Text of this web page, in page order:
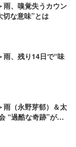
雨、嗅覚失うカウン
切な意味”とは
雨、残り14日で“味
雨（永野芽郁）＆太
“過酷な奇跡”が引